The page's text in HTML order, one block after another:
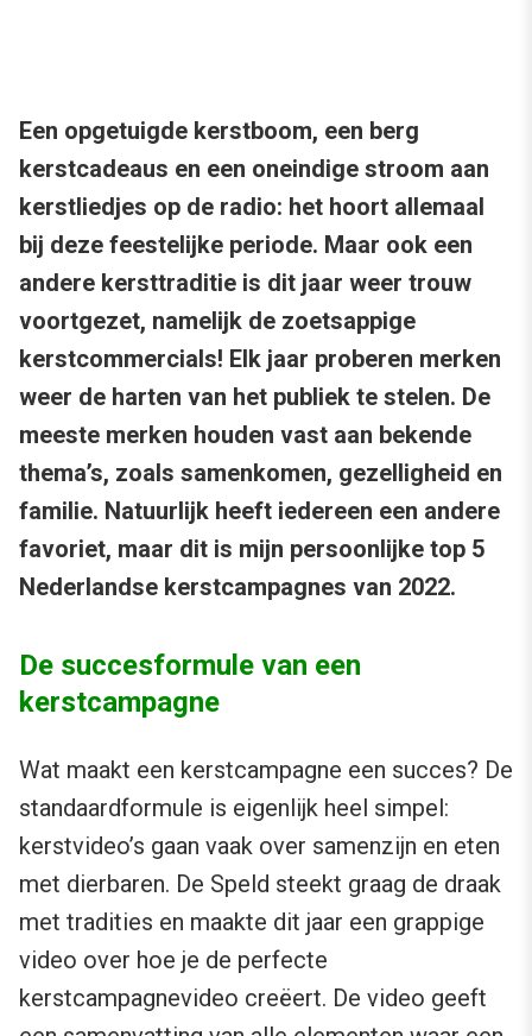
Een opgetuigde kerstboom, een berg
kerstcadeaus en een oneindige stroom aan
kerstliedjes op de radio: het hoort allemaal
bij deze feestelijke periode. Maar ook een
andere kersttraditie is dit jaar weer trouw
voortgezet, namelijk de zoetsappige
kerstcommercials! Elk jaar proberen merken
weer de harten van het publiek te stelen. De
meeste merken houden vast aan bekende
thema’s, zoals samenkomen, gezelligheid en
familie. Natuurlijk heeft iedereen een andere
favoriet, maar dit is mijn persoonlijke top 5
Nederlandse kerstcampagnes van 2022.
De succesformule van een
kerstcampagne
Wat maakt een kerstcampagne een succes? De
standaardformule is eigenlijk heel simpel:
kerstvideo’s gaan vaak over samenzijn en eten
met dierbaren. De Speld steekt graag de draak
met tradities en maakte dit jaar een grappige
video over hoe je de perfecte
kerstcampagnevideo creëert. De video geeft